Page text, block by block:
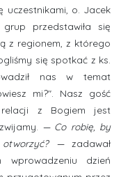
uczestnikami, o. Jacek
przedstawiła się
z regionem, z którego
się spotkać z ks.
nas w temat
mi?". Nasz gość
z Bogiem jest
— Co robię, by
— zadawał
dzień